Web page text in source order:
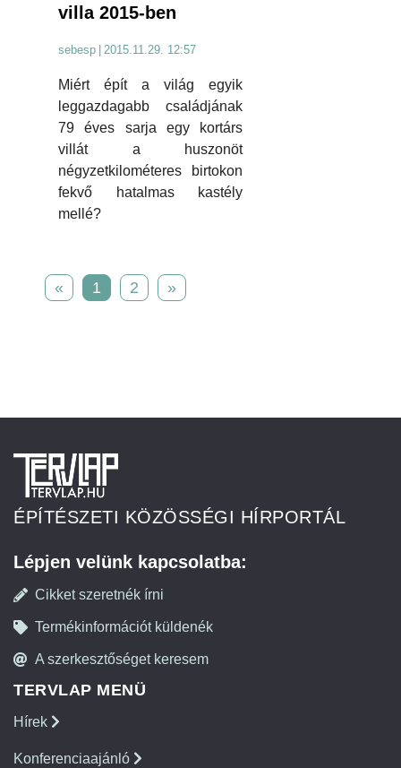
villa 2015-ben
sebesp 2015.11.29. 12:57
Miért épít a világ egyik
leggazdagabb családjának
79 éves sarja egy kortárs
villát a huszonöt
négyzetkilométeres birtokon
fekvő hatalmas kastély
mellé?
« 1 2 »
ÉPÍTÉSZETI KÖZÖSSÉGI HÍRPORTÁL
Lépjen velünk kapcsolatba:
Cikket szeretnék írni
Termékinformációt küldenék
A szerkesztőséget keresem
TERVLAP MENÜ
Hírek
Konferenciaajánló